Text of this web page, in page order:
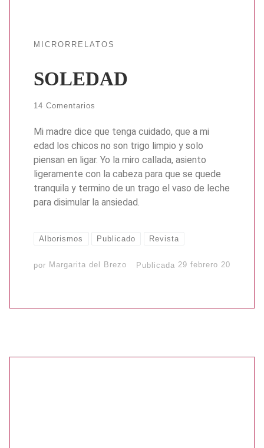
MICRORRELATOS
SOLEDAD
14 Comentarios
Mi madre dice que tenga cuidado, que a mi
edad los chicos no son trigo limpio y solo
piensan en ligar. Yo la miro callada, asiento
ligeramente con la cabeza para que se quede
tranquila y termino de un trago el vaso de leche
para disimular la ansiedad.
Alborismos Publicado Revista
por Margarita del Brezo Publicada 29 febrero 20